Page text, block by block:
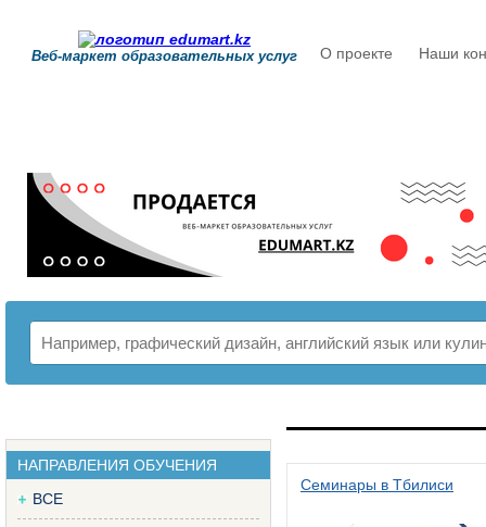
Веб-маркет образовательных услуг О проекте Наши
НАПРАВЛЕНИЯ ОБУЧЕНИЯ
ВСЕ
Семинары в Тбилиси